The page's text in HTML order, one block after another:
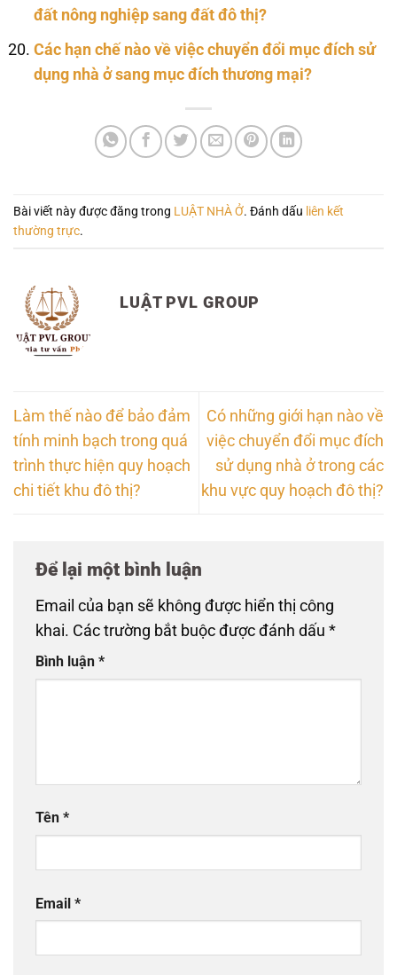
đất nông nghiệp sang đất đô thị?
Các hạn chế nào về việc chuyển đổi mục đích sử
dụng nhà ở sang mục đích thương mại?
Bài viết này được đăng trong LUẬT NHÀ Ở. Đánh dấu liên kết
thường trực.
LUẬT PVL GROUP
Làm thế nào để bảo đảm
tính minh bạch trong quá
trình thực hiện quy hoạch
chi tiết khu đô thị?
Có những giới hạn nào về
việc chuyển đổi mục đích
sử dụng nhà ở trong các
khu vực quy hoạch đô thị?
Để lại một bình luận
Email của bạn sẽ không được hiển thị công
khai. Các trường bắt buộc được đánh dấu *
Bình luận *
Tên *
Email *